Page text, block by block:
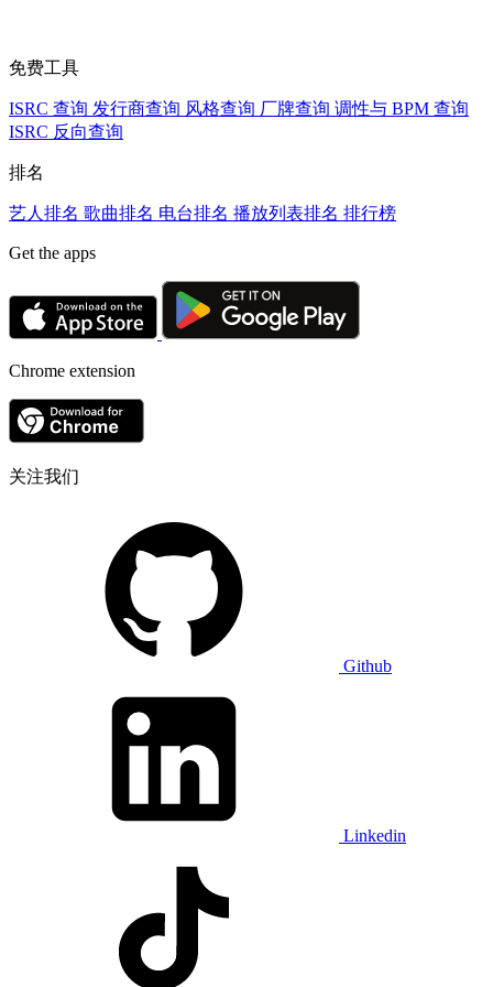
免费工具
ISRC 查询 发行商查询 风格查询 厂牌查询 调性与 BPM 查询
ISRC 反向查询
排名
艺人排名 歌曲排名 电台排名 播放列表排名 排行榜
Get the apps
Chrome extension
关注我们
Github
Linkedin